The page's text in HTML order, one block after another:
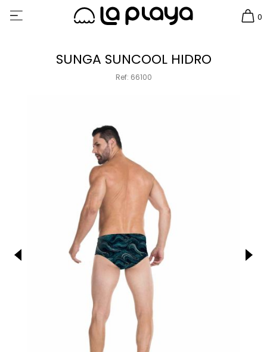
0
SUNGA SUNCOOL HIDRO
Ref: 66100